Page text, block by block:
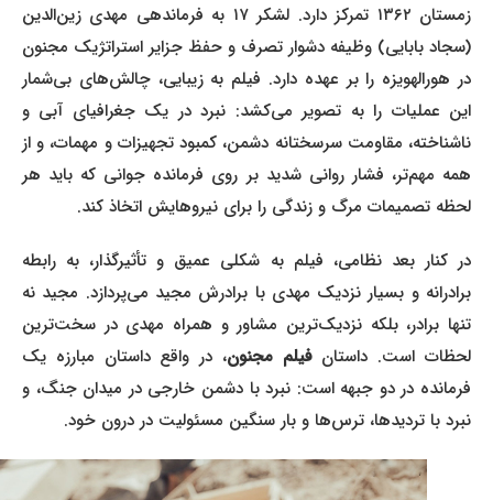
زمستان ۱۳۶۲ تمرکز دارد. لشکر ۱۷ به فرماندهی مهدی زین‌الدین
(سجاد بابایی) وظیفه دشوار تصرف و حفظ جزایر استراتژیک مجنون
در هورالهویزه را بر عهده دارد. فیلم به زیبایی، چالش‌های بی‌شمار
این عملیات را به تصویر می‌کشد: نبرد در یک جغرافیای آبی و
ناشناخته، مقاومت سرسختانه دشمن، کمبود تجهیزات و مهمات، و از
همه مهم‌تر، فشار روانی شدید بر روی فرمانده جوانی که باید هر
لحظه تصمیمات مرگ و زندگی را برای نیروهایش اتخاذ کند.
در کنار بعد نظامی، فیلم به شکلی عمیق و تأثیرگذار، به رابطه
برادرانه و بسیار نزدیک مهدی با برادرش مجید می‌پردازد. مجید نه
تنها برادر، بلکه نزدیک‌ترین مشاور و همراه مهدی در سخت‌ترین
لحظات است. داستانفیلم مجنون، در واقع داستان مبارزه یک
فرمانده در دو جبهه است: نبرد با دشمن خارجی در میدان جنگ، و
نبرد با تردیدها، ترس‌ها و بار سنگین مسئولیت در درون خود.